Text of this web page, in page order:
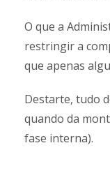
O que a
restringir a
que apenas
Destarte, tudo
quando da
fase interna).